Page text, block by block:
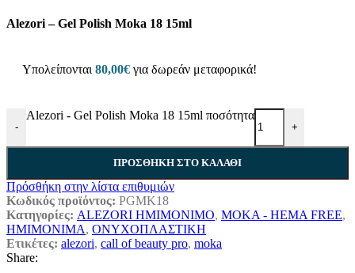
Alezori – Gel Polish Moka 18 15ml
Υπολείπονται 80,00€ για δωρεάν μεταφορικά!
-
Alezori - Gel Polish Moka 18 15ml ποσότητα
+
ΠΡΟΣΘΉΚΗ ΣΤΟ ΚΑΛΆΘΙ
Πρόσθήκη στην λίστα επιθυμιών
Κωδικός προϊόντος: PGMK18
Κατηγορίες: ALEZORI ΗΜΙΜΟΝΙΜΟ, MOKA - HEMA FREE,
ΗΜΙΜΟΝΙΜΑ, ΟΝΥΧΟΠΛΑΣΤΙΚΗ
Ετικέτες: alezori, call of beauty pro, moka
Share: